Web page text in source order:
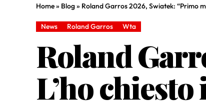
Home» Blog» Roland Garros 2026, Swiatek: “Primo
News Roland Garros Wta
Roland
L’ho chiesto